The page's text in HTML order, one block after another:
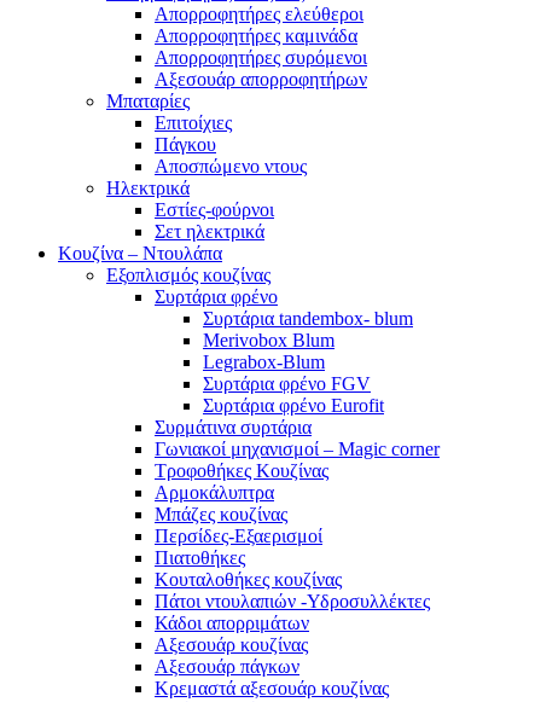
Απορροφητήρες ελεύθεροι
Απορροφητήρες καμινάδα
Απορροφητήρες συρόμενοι
Αξεσουάρ απορροφητήρων
Μπαταρίες
Επιτοίχιες
Πάγκου
Αποσπώμενο ντους
Ηλεκτρικά
Εστίες-φούρνοι
Σετ ηλεκτρικά
Κουζίνα – Ντουλάπα
Εξοπλισμός κουζίνας
Συρτάρια φρένο
Συρτάρια tandembox- blum
Merivobox Blum
Legrabox-Blum
Συρτάρια φρένο FGV
Συρτάρια φρένο Eurofit
Συρμάτινα συρτάρια
Γωνιακοί μηχανισμοί – Magic corner
Τροφοθήκες Κουζίνας
Αρμοκάλυπτρα
Μπάζες κουζίνας
Περσίδες-Εξαερισμοί
Πιατοθήκες
Κουταλοθήκες κουζίνας
Πάτοι ντουλαπιών -Υδροσυλλέκτες
Κάδοι απορριμάτων
Αξεσουάρ κουζίνας
Αξεσουάρ πάγκων
Κρεμαστά αξεσουάρ κουζίνας